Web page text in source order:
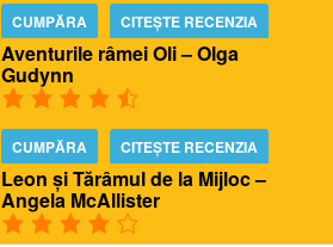
CUMPĂRA CITEȘTE RECENZIA
Aventurile râmei Oli – Olga
Gudynn
CUMPĂRA CITEȘTE RECENZIA
Leon și Tărâmul de la Mijloc –
Angela McAllister